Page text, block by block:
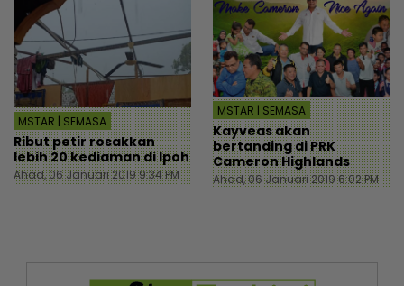
MSTAR | SEMASA
Ribut petir rosakkan
lebih 20 kediaman di Ipoh
Ahad, 06 Januari 2019 9:34 PM
MSTAR | SEMASA
Kayveas akan
bertanding di PRK
Cameron Highlands
Ahad, 06 Januari 2019 6:02 PM